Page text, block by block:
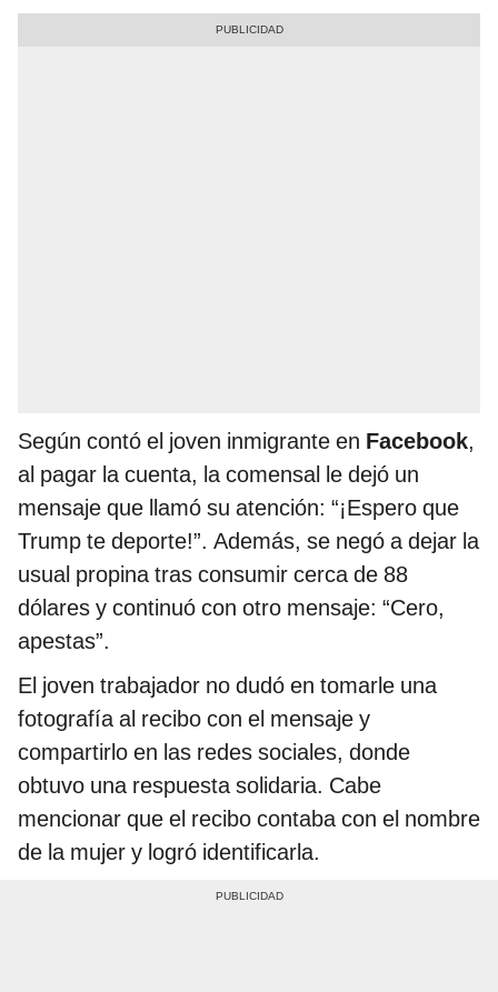
Según contó el joven inmigrante en Facebook,
al pagar la cuenta, la comensal le dejó un
mensaje que llamó su atención: “¡Espero que
Trump te deporte!”. Además, se negó a dejar la
usual propina tras consumir cerca de 88
dólares y continuó con otro mensaje: “Cero,
apestas”.
El joven trabajador no dudó en tomarle una
fotografía al recibo con el mensaje y
compartirlo en las redes sociales, donde
obtuvo una respuesta solidaria. Cabe
mencionar que el recibo contaba con el nombre
de la mujer y logró identificarla.